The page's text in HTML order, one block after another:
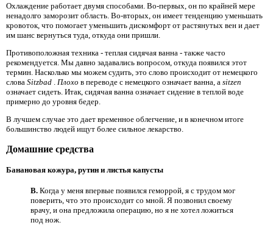
Охлаждение работает двумя способами. Во-первых, он по крайней мере
ненадолго заморозит область. Во-вторых, он имеет тенденцию уменьшать
кровоток, что помогает уменьшить дискомфорт от растянутых вен и дает
им шанс вернуться туда, откуда они пришли.
Противоположная техника - теплая сидячая ванна - также часто
рекомендуется. Мы давно задавались вопросом, откуда появился этот
термин. Насколько мы можем судить, это слово происходит от немецкого
слова Sitzbad Плохо в переводе с немецкого означает ванна, а sitzen
означает сидеть. Итак, сидячая ванна означает сидение в теплой воде
примерно до уровня бедер.
В лучшем случае это дает временное облегчение, и в конечном итоге
большинство людей ищут более сильное лекарство.
Домашние средства
Банановая кожура, рутин и листья капусты
В. Когда у меня впервые появился геморрой, я с трудом мог
поверить, что это происходит со мной. Я позвонил своему
врачу, и она предложила операцию, но я не хотел ложиться
под нож.